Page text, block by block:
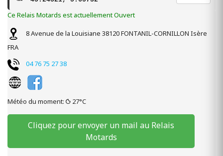
Ce Relais Motards est actuellement Ouvert
8 Avenue de la Louisiane 38120FONTANIL-CORNILLON Isère
FRA
04 76 75 27 38
Météo du moment: 27°C
Cliquez pour envoyer un mail au Relais
Motards